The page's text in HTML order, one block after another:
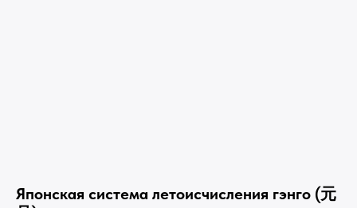
Японская система летоисчисления гэнго (元